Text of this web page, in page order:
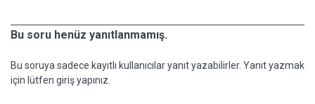
Bu soru henüz yanıtlanmamış.
Bu soruya sadece kayıtlı kullanıcılar yanıt yazabilirler. Yanıt yazmak
için lütfen giriş yapınız.